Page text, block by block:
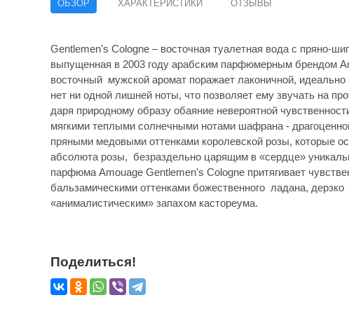
ОБЗОР ХАРАКТЕРИСТИКИ ОТЗЫВЫ
Gentlemen's Cologne – восточная туалетная вода с пряно-
выпущенная в 2003 году арабским парфюмерным брендом
восточный мужской аромат поражает лаконичной,
нет ни одной лишней ноты, что позволяет ему звучать на
даря природному образу обаяние невероятной
мягкими теплыми солнечными нотами шафрана -
пряными медовыми оттенками королевской розы, которые
абсолюта розы, безраздельно царящим в «сердце»
парфюма Amouage Gentlemen's Cologne притягивает
бальзамическими оттенками божественного ладана,
«анималистическим» запахом кастореума.
Поделиться!